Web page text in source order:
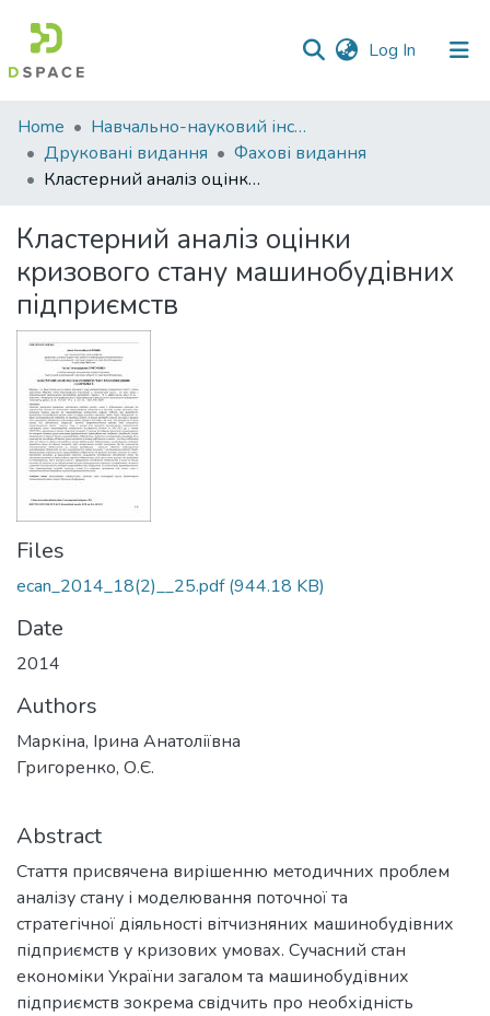
Log In (current)
Communities
&
Collections
Statistics
Home
Навчально-науковий інститут економіки, управління, права та інформаційних технологій
Друковані видання
Фахові видання
Кластерний аналіз оцінки кризового стану машинобудівних підприємств
Кластерний аналіз оцінки
кризового стану машинобудівних
підприємств
Files
ecan_2014_18(2)__25.pdf(944.18 KB)
Date
2014
Authors
Маркіна, Ірина Анатоліївна
Григоренко, О.Є.
Abstract
Стаття присвячена вирішенню методичних проблем
аналізу стану і моделювання поточної та
стратегічної діяльності вітчизняних машинобудівних
підприємств у кризових умовах. Сучасний стан
економіки України загалом та машинобудівних
підприємств зокрема свідчить про необхідність